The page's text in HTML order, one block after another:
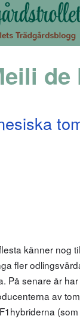
de
känner nog
fler
På senare år
av